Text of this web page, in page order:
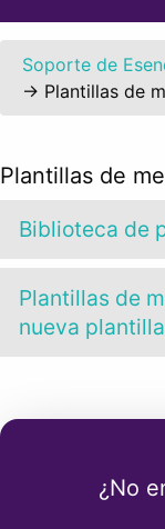
Soporte de
→ Plantillas de
Plantillas de
Biblioteca de
Plantillas de
nueva plantilla
¿No